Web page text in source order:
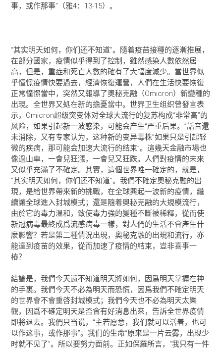
事，或作那事”（雅4：13-15）。
“其实明天如何，你们还不知道”。隨着疫苗接種的逐漸推展，
在部分國家，疫情似乎得到了控制，雖然感染人數依然居
高，但是，重症和死亡人數的確有了大幅度減少。當世界似
乎憧憬疫情快要過去，經濟恢復運營，人們在生活快要恢復
正常憧憬當中，突然又報導了奧秘克融（Omicron）新變種的
出現。全世界又処在新的擔憂當中。世界卫生组织曾發言表
示，Omicron超级突变体对全球大流行的复苏构成“非常高”的
风险，如果引起新一波感染，可能会产生“严重后果。”話音還
未消除，又有专家认为，这种新的变异毒株”如果只是引起轻
微的疾病，那可能会加速大流行的结束”。這幾天金融市場也
像過山車，一會兒狂漲，一會兒又狂跌。人們對疫情的未來
又似乎充滿了不確定。其實，這個世界唯一確定的，就是，
“其实明天如何，你们还不知道”。我們不確定奧秘克融的出
現，是給世界帶來新的挑戰，在全球興起一波新的疫情，繼
續讓全球進入封城模式；還是隨着奧秘克融的大規模流行，
由於它的毒力溫和，致使毒力強的變種不斷被稀釋，從而使
新冠病毒最終成爲流感病毒一樣，對人們的生活不會產生什
麽影響？若是第二種情況出現，奧秘克融的出現和流行，亦
能達到疫苗的效果，從而加速了疫情的結束，豈非喜事一
樁？
結論是，我們今天還不知道明天將如何，因爲明天掌握在神
的手裏。我們今天不必為明天而恐慌，因爲我們不確定明天
的世界會不會重啓封城模式；我們今天也不必為明天太樂
觀，因爲不確定明天是否會有好消息出來，告訴全世界疫情
即將退去。我們只当说，“主若愿意，我们就可以活着，也可
以作这事，或作那事”。我们的生命“原来是一片云雾，出现少
时就不见了”。所以要努力面前。正如保羅所言，“我只有一件